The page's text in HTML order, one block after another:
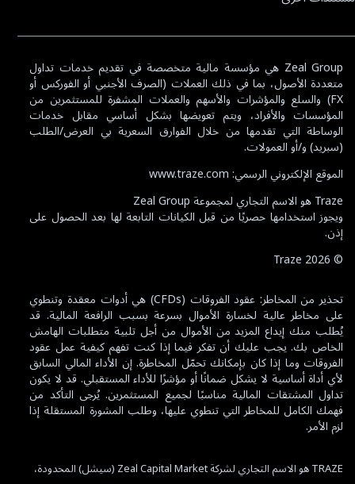
Zeal Group هي مؤسسة مالية متخصصة في تقديم خدمات تداول
متعددة الأصول، بما في ذلك العملات (الصرف الأجنبي أو الفوركس أو
FX) والسلع والمؤشرات والأسهم والعملات المشفرة للمستثمرين من
المؤسسات والأفراد، ويتم تعويضها بشكل أساسي مقابل خدمات
الوساطة التي تقدمها من خلال الفوارق السعرية بي العرض/الطلب
(سبريد) و/أو العمولات.
الموقع الإلكتروني الرسمي: www.traze.com
Traze هو الاسم التجاري لمجموعة Zeal Group
ويجوز استخدامها حصريًا من قبل الكيانات التابعة لها بعد الحصول على
إذن.
©
2026
تحذير من المخاطر: عقود الفروقات (CFDs) هي أدوات معقدة وتنطوي
على مخاطر عالية لخسارة الأموال بسرعة بسبب الرافعة المالية. قد
يُطلب منك إيداع المزيد من الأموال من أجل تلبية متطلبات الهامش
الخاص بك. يجب عليك أن تفكر فيما إذا كنت تفهم كيفية عمل عقود
الفروقات وما إذا كان بإمكانك تحمّل المخاطرة. إن الأداء المالي السابق
لأي أداة أساسية لا يشكل ضمانًا أو مؤشرًا للأداء المستقبلي. قد لا يكون
تداول المشتقات المالية مناسبًا لجميع المستثمرين. يُرجى التأكد من
فهمك الكامل للمخاطر التي تنطوي عليها، وطلب المشورة المستقلة إذا
لزم الأمر.
TRAZE هو الاسم التجاري لشركة Zeal Capital Market (سيشل) المحدودة،